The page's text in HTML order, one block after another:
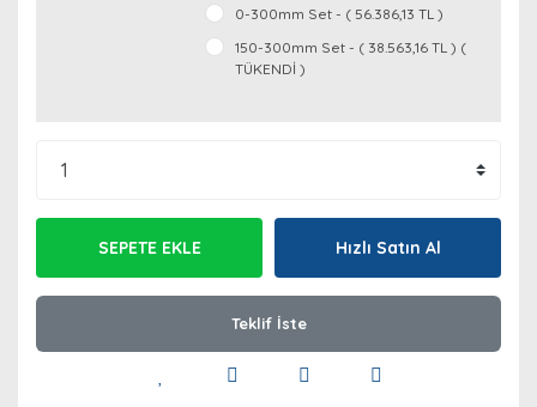
0-300mm Set - ( 56.386,13 TL )
150-300mm Set - ( 38.563,16 TL ) (
TÜKENDİ )
SEPETE EKLE Hızlı Satın Al
Teklif İste